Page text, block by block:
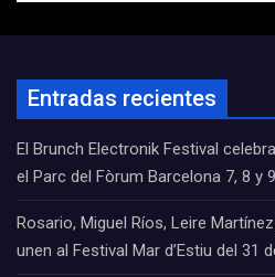
Entradas recientes
El Brunch Electronik Festival
el Parc del Fòrum Barcelona 7, 8 y
Rosario, Miguel Ríos, Leire
unen al Festival Mar d’Estiu del 31